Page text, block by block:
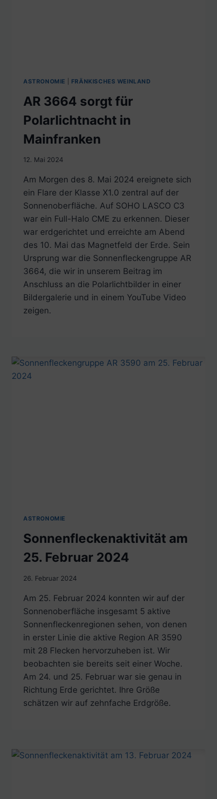
ASTRONOMIE FRÄNKISCHES WEINLAND
AR 3664 sorgt für
Polarlichtnacht in
Mainfranken
12. Mai 2024
Am Morgen des 8. Mai 2024 ereignete sich
ein Flare der Klasse X1.0 zentral auf der
Sonnenoberfläche. Auf SOHO LASCO C3
war ein Full-Halo CME zu erkennen. Dieser
war erdgerichtet und erreichte am Abend
des 10. Mai das Magnetfeld der Erde. Sein
Ursprung war die Sonnenfleckengruppe AR
3664, die wir in unserem Beitrag im
Anschluss an die Polarlichtbilder in einer
Bildergalerie und in einem YouTube Video
zeigen.
ASTRONOMIE
Sonnenfleckenaktivität am
25. Februar 2024
26. Februar 2024
Am 25. Februar 2024 konnten wir auf der
Sonnenoberfläche insgesamt 5 aktive
Sonnenfleckenregionen sehen, von denen
in erster Linie die aktive Region AR 3590
mit 28 Flecken hervorzuheben ist. Wir
beobachten sie bereits seit einer Woche.
Am 24. und 25. Februar war sie genau in
Richtung Erde gerichtet. Ihre Größe
schätzen wir auf zehnfache Erdgröße.